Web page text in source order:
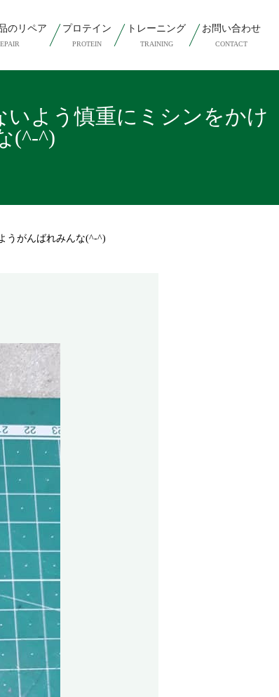
のリペア プロテイン
PROTEIN
トレーニング
TRAINING
お問い合わせ
CONTACT
よう慎重にミシンをかけ
(^-^)
うがんばれみんな(^-^)